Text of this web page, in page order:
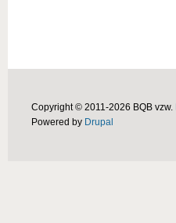
Copyright © 2011-2026 BQB vzw.
Powered by Drupal